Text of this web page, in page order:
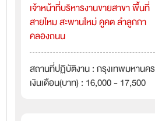
เจ้าหน้าที่บริหารงานขายสาขา พื้นที่
สายไหม สะพานใหม่ คูคต ลำลูกกา
คลองถนน
สถานที่ปฏิบัติงาน : กรุงเทพมหานคร
เงินเดือน(บาท) : 16,000 - 17,500